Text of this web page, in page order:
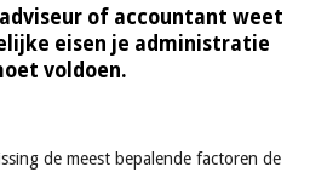
of accountant weet
eisen je administratie
voldoen.
de meest bepalende factoren de